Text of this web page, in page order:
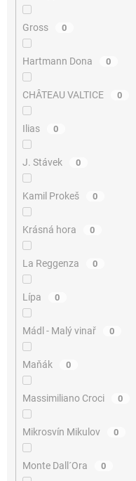
Gross 0
Hartmann Dona 0
CHÂTEAU VALTICE 0
Ilias 0
J. Stávek 0
Kamil Prokeš 0
Krásná hora 0
La Reggenza 0
Lípa 0
Mádl - Malý vinař 0
Maňák 0
Massimiliano Croci 0
Mikrosvín Mikulov 0
Monte Dall´Ora 0